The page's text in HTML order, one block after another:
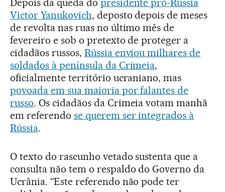
Depois da queda do presidente pró-Rússia
Victor Yanukovich, deposto depois de meses
de revolta nas ruas no último mês de
fevereiro e sob o pretexto de proteger a
cidadãos russos, Rússia enviou milhares de
soldados à península da Crimeia,
oficialmente território ucraniano, mas
povoada em sua maioria por falantes de
russo. Os cidadãos da Crimeia votam manhã
em referendo se querem ser integrados à
Rússia.
O texto do rascunho vetado sustenta que a
consulta não tem o respaldo do Governo da
Ucrânia. “Este referendo não pode ter